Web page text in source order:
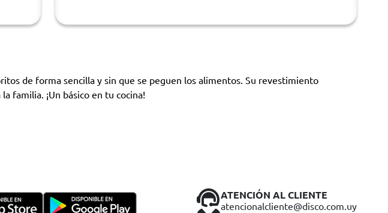
de forma sencilla y sin que se peguen los alimentos. Su revestimiento
familia. ¡Un básico en tu cocina!
ATENCIÓN AL CLIENTE
atencionalcliente@disco.com.uy